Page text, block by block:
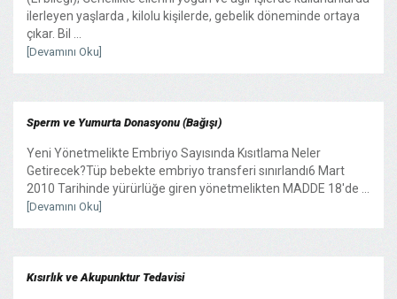
ilerleyen yaşlarda , kilolu kişilerde, gebelik döneminde ortaya
çıkar. Bil ...
[Devamını Oku]
Sperm ve Yumurta Donasyonu (Bağışı)
Yeni Yönetmelikte Embriyo Sayısında Kısıtlama Neler
Getirecek?Tüp bebekte embriyo transferi sınırlandı6 Mart
2010 Tarihinde yürürlüğe giren yönetmelikten MADDE 18'de ...
[Devamını Oku]
Kısırlık ve Akupunktur Tedavisi